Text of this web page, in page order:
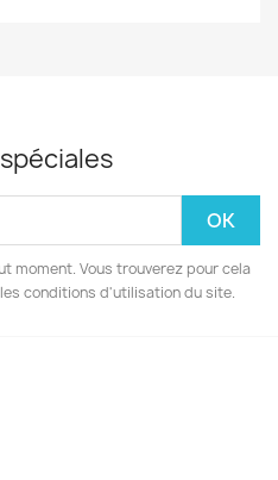
moment. Vous trouverez pour cela
conditions d'utilisation du site.